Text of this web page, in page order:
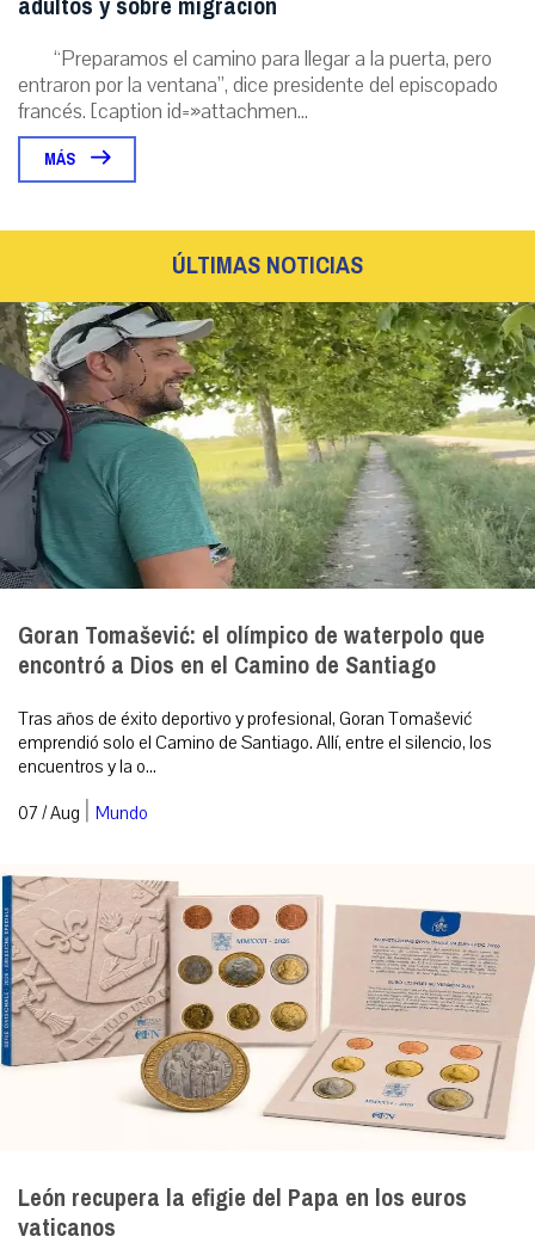
“Preparamos el camino para llegar a la puerta, pero
entraron por la ventana”, dice presidente del episcopado
francés. [caption id=»attachmen...
MÁS
ÚLTIMAS NOTICIAS
Goran Tomašević: el olímpico de waterpolo que
encontró a Dios en el Camino de Santiago
Tras años de éxito deportivo y profesional, Goran Tomašević
emprendió solo el Camino de Santiago. Allí, entre el silencio, los
encuentros y la o...
07 / Aug | Mundo
León recupera la efigie del Papa en los euros
vaticanos